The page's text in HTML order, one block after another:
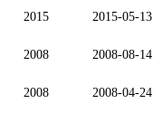
2015 2015-05-13
2008 2008-08-14
2008 2008-04-24